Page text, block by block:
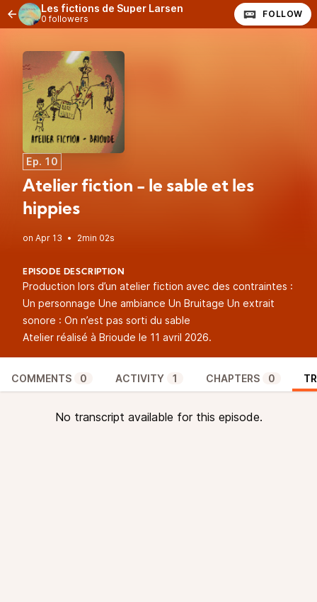
Les fictions de Super Larsen
0 followers FOLLOW
Ep. 10
Atelier fiction - le sable et les
hippies
• 2min 02s
EPISODE DESCRIPTION
Production lors d’un atelier fiction avec des contraintes :
Un personnage Une ambiance Un Bruitage Un extrait
sonore : On n’est pas sorti du sable
Atelier réalisé à Brioude le 11 avril 2026.
COMMENTS 0 ACTIVITY 1 CHAPTERS 0
No transcript available for this episode.